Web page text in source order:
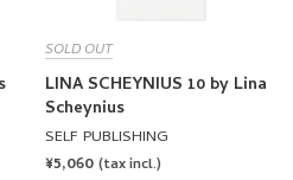
SOLD OUT
LINA SCHEYNIUS 10 by Lina
Scheynius
SELF PUBLISHING
REGULAR
¥5,060 (tax incl.)